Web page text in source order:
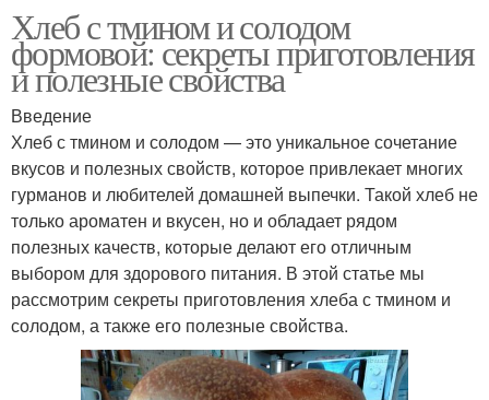
Хлеб с тмином и солодом
формовой: секреты приготовления
и полезные свойства
Введение
Хлеб с тмином и солодом — это уникальное сочетание
вкусов и полезных свойств, которое привлекает многих
гурманов и любителей домашней выпечки. Такой хлеб не
только ароматен и вкусен, но и обладает рядом
полезных качеств, которые делают его отличным
выбором для здорового питания. В этой статье мы
рассмотрим секреты приготовления хлеба с тмином и
солодом, а также его полезные свойства.